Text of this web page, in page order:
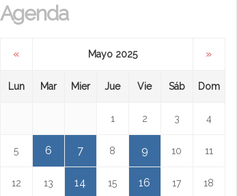
Agenda
« Mayo 2025 »
Lun Mar Mier Jue Vie Sáb Dom
1 2 3 4
5 6 7 8 9 10 11
12 13 14 15 16 17 18